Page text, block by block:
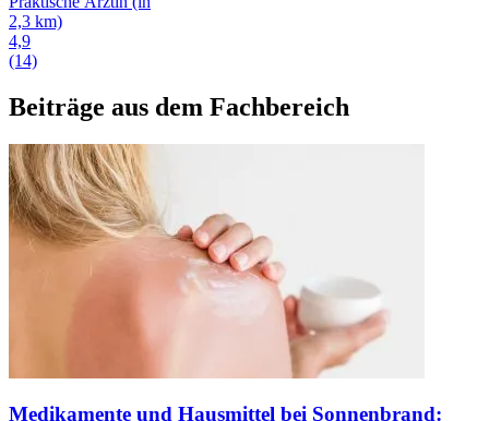
2,3 km)
4,9
(14)
Beiträge aus dem Fachbereich
Medikamente und Hausmittel bei Sonnenbrand: